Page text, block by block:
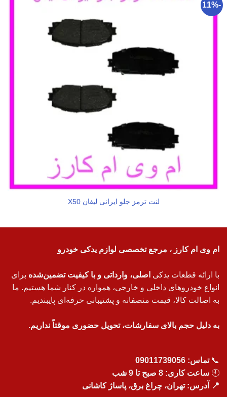
-11%
لنت ترمز جلو ایرانی لیفان X50
ام وی ام کارز ، مرجع تخصصی لوازم یدکی خودرو
با ارائه قطعات یدکی اصلی، وارداتی و با کیفیت تضمین‌شده برای
انواع خودروهای داخلی و خارجی، همواره در کنار شما هستیم. ما
به اصالت کالا، قیمت منصفانه و پشتیبانی حرفه‌ای پایبندیم.
به دلیل حجم بالای سفارشات، تحویل حضوری موقتاً نداریم.
📞تماس: 09011739056
🕘 ساعت کاری: 8 صبح تا 9 شب
📍 آدرس: تهران، چراغ برق، پاساژ کاشانی